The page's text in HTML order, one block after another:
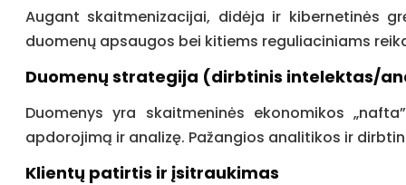
Augant skaitmenizacijai, didėja ir kibernetinės
duomenų apsaugos bei kitiems reguliaciniams
Duomenų strategija (dirbtinis intelektas/
Duomenys yra skaitmeninės ekonomikos
apdorojimą ir analizę. Pažangios analitikos ir
Klientų patirtis ir įsitraukimas